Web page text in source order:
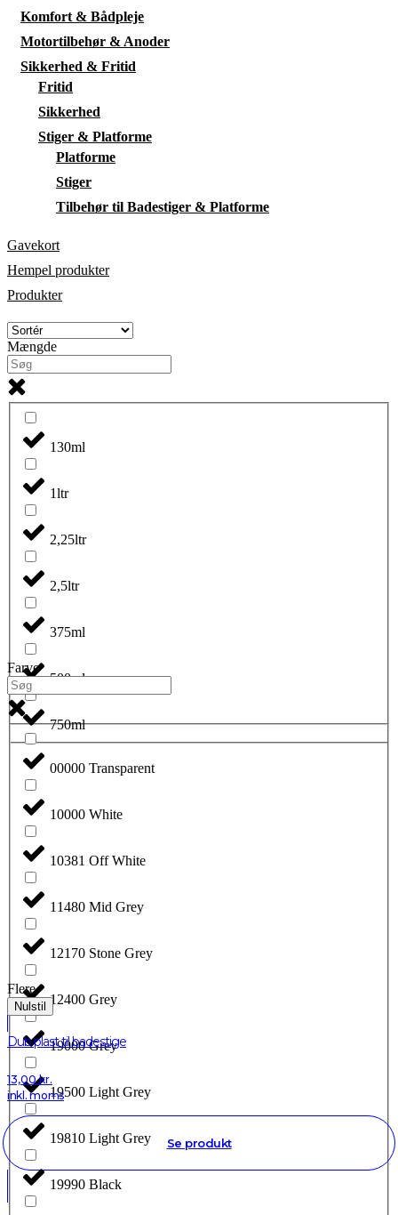
Komfort & Bådpleje
Motortilbehør & Anoder
Sikkerhed & Fritid
Fritid
Sikkerhed
Stiger & Platforme
Platforme
Stiger
Tilbehør til Badestiger & Platforme
Gavekort
Hempel produkter
Produkter
Mængde
130ml
1ltr
2,25ltr
2,5ltr
375ml
500ml
750ml
Farve
00000 Transparent
10000 White
10381 Off White
11480 Mid Grey
12170 Stone Grey
12400 Grey
19000 Grey
19500 Light Grey
19810 Light Grey
19990 Black
Flere
Nulstil
Dub plast til badestige
13,00kr.
inkl. moms
Se produkt